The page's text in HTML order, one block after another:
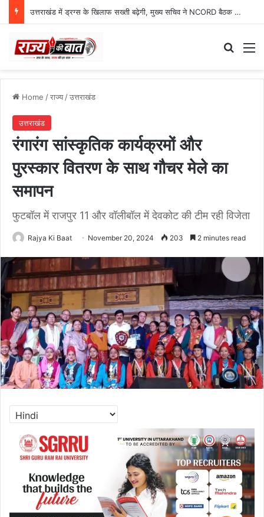
उत्तराखंड में ड्रग्स के खिलाफ सख्ती बढ़ेगी, मुख्य सचिव ने NCORD बैठक में दिए कड़े निर्देश
Home /राज्य/उत्तराखंड
उत्तराखंड
रंगारंग सांस्कृतिक कार्यक्रमों और
पुरस्कार वितरण के साथ गौचर मेले का
समापन
फुटबॉल में राजपुर 11 और वॉलीबॉल में देवकोट की टीम रही विजेता
Rajya Ki Baat November 20, 2024 203 2 minutes read